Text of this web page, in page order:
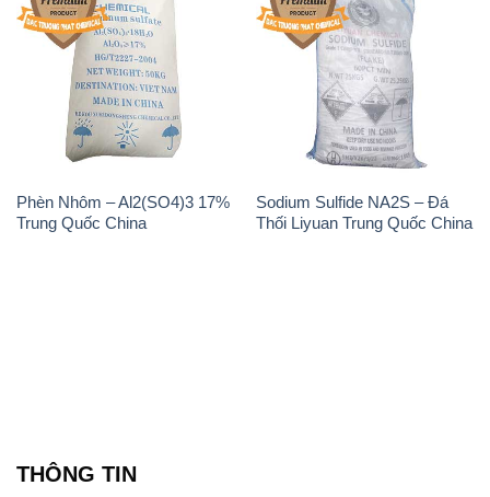
Phèn Nhôm – Al2(SO4)3 17%
Trung Quốc China
Sodium Sulfide NA2S – Đá
Thối Liyuan Trung Quốc China
Chính sách và quy định chung